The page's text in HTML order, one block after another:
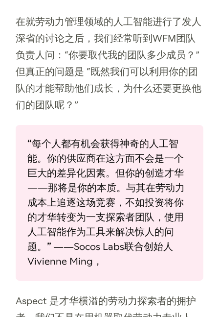
在就劳动力管理领域的人工智能进行了发人
深省的讨论之后，我们经常听到WFM团队
负责人问：“你要取代我的团队多少成员？”
但真正的问题是 “既然我们可以利用你的团
队的才能帮助他们成长，为什么还要更换他
们的团队呢？”
“每个人都有机会获得神奇的人工智
能。你的供应商在这方面不会是一个
巨大的差异化因素。但你的创造才华
——那将是你的本质。与其在劳动力
成本上追逐这场竞赛，不如投资将你
的才华转变为一支探索者团队，使用
人工智能作为工具来解决惊人的问
题。” ——Socos Labs联合创始人
Vivienne Ming，
Aspect 是才华横溢的劳动力探索者的拥护